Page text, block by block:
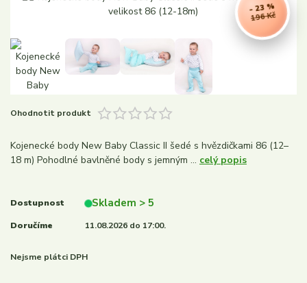
196 Kč
- 23 %
Ohodnotit produkt
Kojenecké body New Baby Classic II šedé s hvězdičkami 86 (12–
18 m) Pohodlné bavlněné body s jemným ... celý popis
Dostupnost Skladem > 5
Doručíme 11.08.2026 do 17:00.
Nejsme plátci DPH